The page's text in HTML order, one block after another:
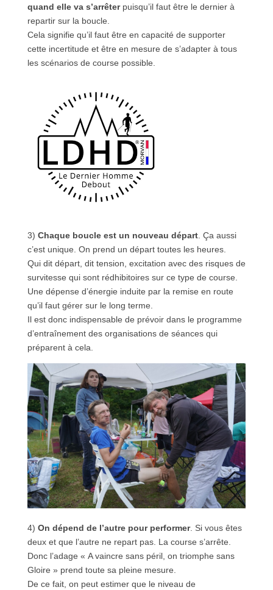
quand elle va s’arrêterpuisqu’il faut être le dernier à
repartir sur la boucle.
Cela signifie qu’il faut être en capacité de supporter
cette incertitude et être en mesure de s’adapter à tous
les scénarios de course possible.
3) Chaque boucle est un nouveau départ. Ça aussi
c’est unique. On prend un départ toutes les heures.
Qui dit départ, dit tension, excitation avec des risques de
survitesse qui sont rédhibitoires sur ce type de course.
Une dépense d’énergie induite par la remise en route
qu’il faut gérer sur le long terme.
Il est donc indispensable de prévoir dans le programme
d’entraînement des organisations de séances qui
préparent à cela.
4) On dépend de l’autre pour performer. Si vous êtes
deux et que l’autre ne repart pas. La course s’arrête.
Donc l’adage « A vaincre sans péril, on triomphe sans
Gloire » prend toute sa pleine mesure.
De ce fait, on peut estimer que le niveau de